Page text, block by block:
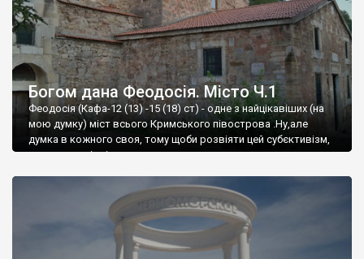
Богом дана Феодосія. Місто Ч.1
Феодосія (Кафа-12 (13) -15 (18) ст) - одне з найцікавіших (на
мою думку) міст всього Кримського півострова .Ну,але
думка в кожного своя, тому щоби розвіяти цей субєктивізм,
запрошую відвідати це